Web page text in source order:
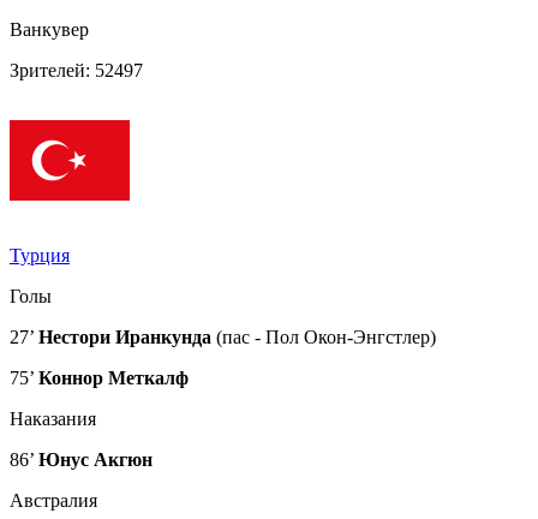
Ванкувер
Зрителей: 52497
Турция
Голы
27’ Нестори Иранкунда (пас - Пол Окон-Энгстлер)
75’ Коннор Меткалф
Наказания
86’ Юнус Акгюн
Австралия